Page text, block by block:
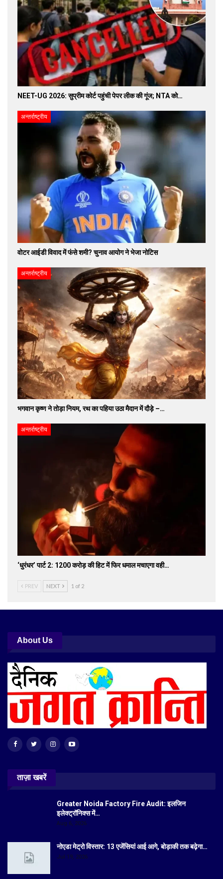
NEET-UG 2026: सुप्रीम कोर्ट पहुंची पेपर लीक की गूंज; NTA को…
अन्तर्राष्ट्रीय
वोटर आईडी विवाद में फंसे शमी? चुनाव आयोग ने भेजा नोटिस
अन्तर्राष्ट्रीय
भगवान कृष्ण ने तोड़ा नियम, रथ का पहिया उठा मैदान में दौड़े –…
अन्तर्राष्ट्रीय
‘धुरंधर’ पार्ट 2: 1200 करोड़ की हिट में फिर धमाल मचाएगा वही…
PREV NEXT 1 of 2
About Us
ताज़ा खबरें
Greater Noida Factory Fire Audit: इलजिन
इलेक्ट्रॉनिक्स में…
Aug 6, 2026
नोएडा मेट्रो विस्तार: 13 एजेंसियां आई आगे, बोड़ाकी तक बढ़ेगा…
Jul 19, 2026